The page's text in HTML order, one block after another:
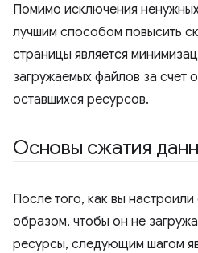
Помимо исключения
лучшим способом повысить
страницы является
загружаемых файлов за счет
оставшихся ресурсов.
Основы сжатия
После того, как вы
образом, чтобы он не
ресурсы, следующим шагом